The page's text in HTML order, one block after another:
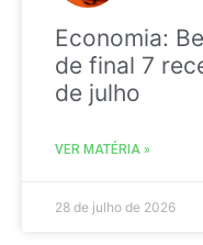
Economia:
de final 7
de julho
VER MATÉRIA »
28 de julho de 2026